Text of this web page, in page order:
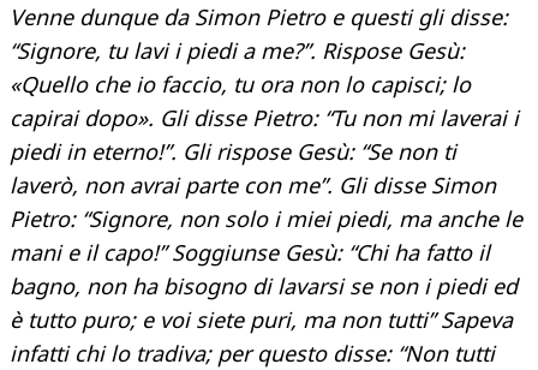
Venne dunque da Simon Pietro e questi gli disse:
“Signore, tu lavi i piedi a me?”. Rispose Gesù:
«Quello che io faccio, tu ora non lo capisci; lo
capirai dopo». Gli disse Pietro: “Tu non mi laverai i
piedi in eterno!”. Gli rispose Gesù: “Se non ti
laverò, non avrai parte con me”. Gli disse Simon
Pietro: “Signore, non solo i miei piedi, ma anche le
mani e il capo!” Soggiunse Gesù: “Chi ha fatto il
bagno, non ha bisogno di lavarsi se non i piedi ed
è tutto puro; e voi siete puri, ma non tutti” Sapeva
infatti chi lo tradiva; per questo disse: “Non tutti